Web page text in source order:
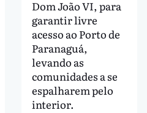
Dom João VI, para
garantir livre
acesso ao Porto de
Paranaguá,
levando as
comunidades a se
espalharem pelo
interior.